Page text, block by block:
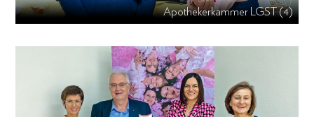
Apothekerkammer LGST (4)